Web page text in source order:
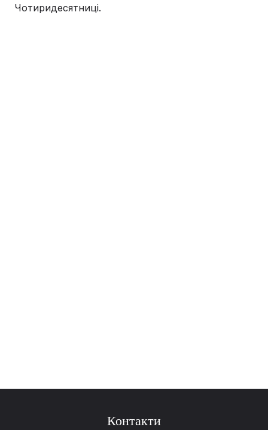
Чотиридесятниці.
Контакти